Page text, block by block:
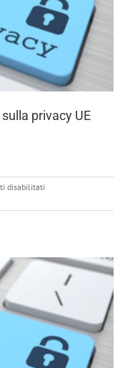
privacy UE
disabilitati
regolamento
UE
2016/679